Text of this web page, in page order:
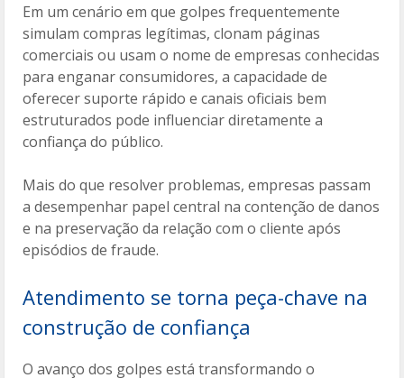
Em um cenário em que golpes frequentemente
simulam compras legítimas, clonam páginas
comerciais ou usam o nome de empresas conhecidas
para enganar consumidores, a capacidade de
oferecer suporte rápido e canais oficiais bem
estruturados pode influenciar diretamente a
confiança do público.
Mais do que resolver problemas, empresas passam
a desempenhar papel central na contenção de danos
e na preservação da relação com o cliente após
episódios de fraude.
Atendimento se torna peça-chave na
construção de confiança
O avanço dos golpes está transformando o